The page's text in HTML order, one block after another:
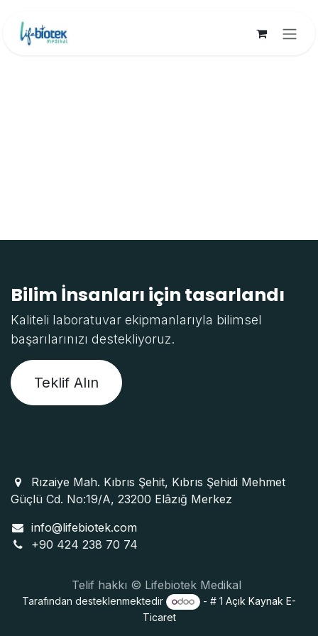
Bilim İnsanları için tasarlandı
Kaliteli laboratuvar ekipmanlarıyla bilimsel
başarılarınızı destekliyoruz.
Teklif Alın
Rızaiye Mah. Kıbrıs Şehit, Kıbrıs Şehidi Mehmet
Güçlü Cd. No:19/A, 23200 Elâzığ Merkez
info@lifebiotek.com
+90 424 238 70 74
Telif hakkı © Lifebiotek Medikal
Tarafından desteklenmektedir - # 1Açık Kaynak E-
Ticaret